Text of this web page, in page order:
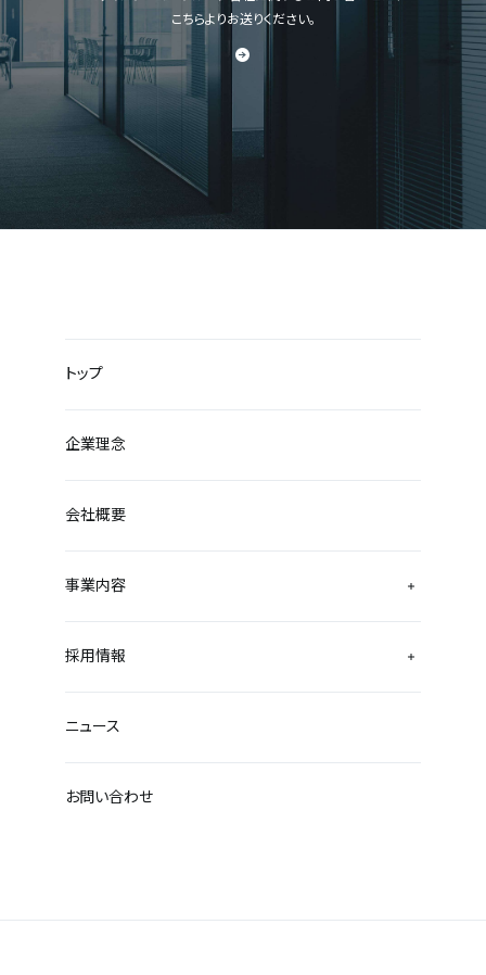
こちらよりお送りください。
トップ
企業理念
会社概要
事業内容
採用情報
ニュース
お問い合わせ